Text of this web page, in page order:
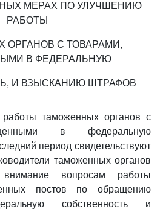
МЕРАХ ПО УЛУЧШЕНИЮ
РАБОТЫ
ОРГАНОВ С ТОВАРАМИ,
В ФЕДЕРАЛЬНУЮ
И ВЗЫСКАНИЮ ШТРАФОВ
работы таможенных органов с
в федеральную
период свидетельствуют
таможенных органов
вопросам работы
постов по обращению
собственность и